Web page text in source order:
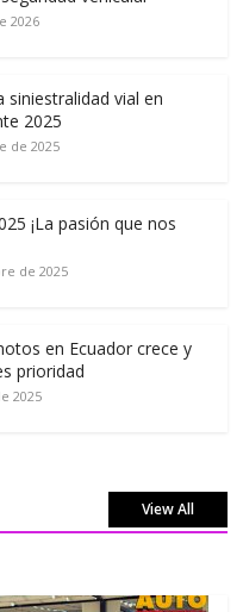
2026
siniestralidad vial en
2025
de 2025
¡La pasión que nos
de 2025
en Ecuador crece y
prioridad
2025
View All